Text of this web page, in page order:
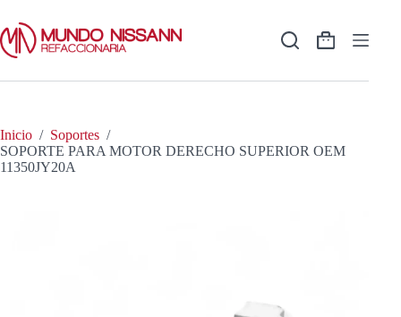
contenido
Shopping
Inicio / Soportes /
SOPORTE PARA MOTOR DERECHO SUPERIOR OEM
11350JY20A